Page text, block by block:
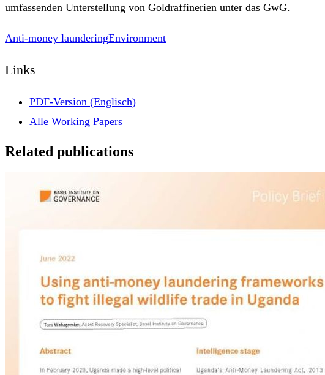
umfassenden Unterstellung von Goldraffinerien unter das GwG.
Anti-money launderingEnvironment
Links
PDF-Version (Englisch)
Alle Working Papers
Related publications